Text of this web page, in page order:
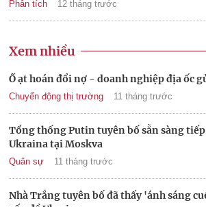
Phân tích 12 tháng trước
Xem nhiều
Ồ ạt hoán đổi nợ - doanh nghiệp địa ốc
Chuyển động thị trường 11 tháng trước
Tổng thống Putin tuyên bố sẵn sàng
Ukraina tại Moskva
Quân sự 11 tháng trước
Nhà Trắng tuyên bố đã thấy 'ánh sáng